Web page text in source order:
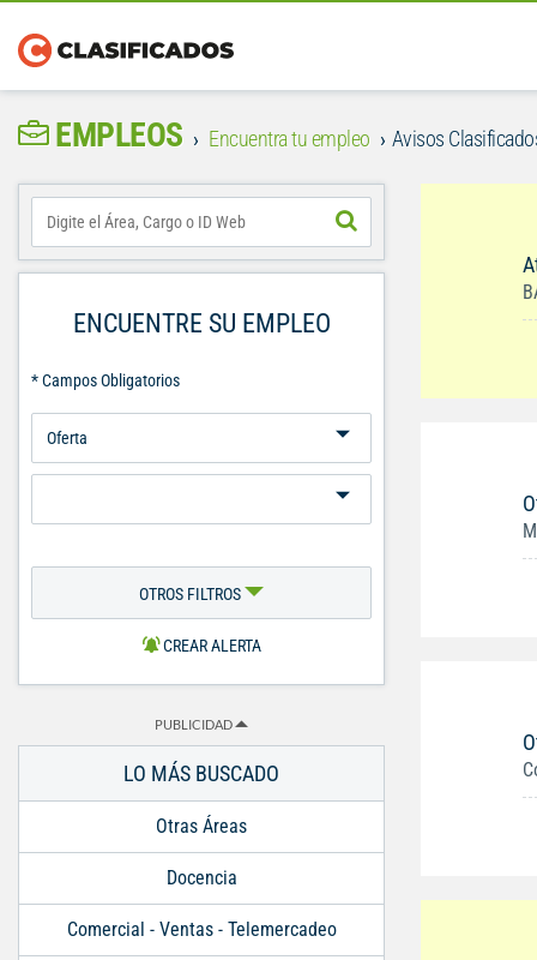
EMPLEOS Encuentra tu empleo Avisos
ENCUENTRE SU EMPLEO
* Campos Obligatorios
OTROS FILTROS
CREAR ALERTA
PUBLICIDAD
LO MÁS BUSCADO
Otras Áreas
Docencia
Comercial - Ventas - Telemercadeo